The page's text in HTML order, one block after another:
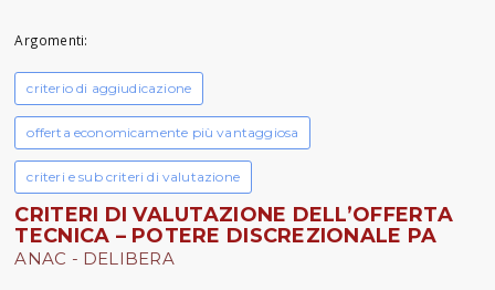
Argomenti:
criterio di aggiudicazione
offerta economicamente più vantaggiosa
criteri e sub criteri di valutazione
CRITERI DI VALUTAZIONE DELL’OFFERTA
TECNICA – POTERE DISCREZIONALE PA
ANAC - DELIBERA